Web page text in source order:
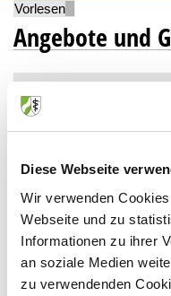
Diese Webseite
Wir verwenden
Webseite und zu
Informationen zu ihrer
an soziale Medien
zu verwendenden
Vorlesen
Angebote und
Suche
Stellengesuche
Stellenangebote